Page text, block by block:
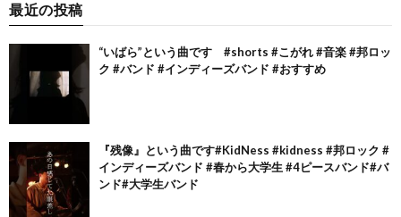
最近の投稿
“いばら”という曲です #shorts #こがれ #音楽 #邦ロッ
ク #バンド #インディーズバンド #おすすめ
『残像』という曲です#KidNess #kidness #邦ロック #
インディーズバンド #春から大学生 #4ピースバンド#バ
ンド#大学生バンド